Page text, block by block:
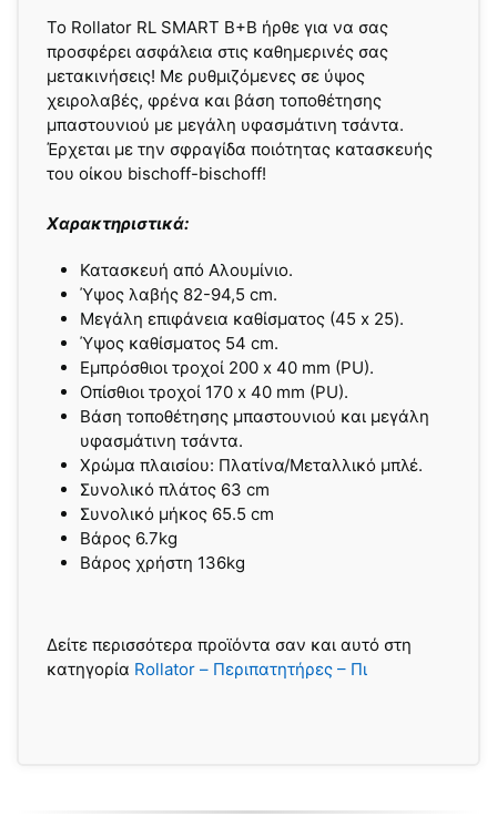
Το Rollator RL SMART B+B ήρθε για να σας
προσφέρει ασφάλεια στις καθημερινές σας
μετακινήσεις! Με ρυθμιζόμενες σε ύψος
χειρολαβές, φρένα και βάση τοποθέτησης
μπαστουνιού με μεγάλη υφασμάτινη τσάντα.
Έρχεται με την σφραγίδα ποιότητας κατασκευής
του οίκου bischoff-bischoff!
Χαρακτηριστικά:
Κατασκευή από Αλουμίνιο.
Ύψος λαβής 82-94,5 cm.
Μεγάλη επιφάνεια καθίσματος (45 x 25).
Ύψος καθίσματος 54 cm.
Εμπρόσθιοι τροχοί 200 x 40 mm (PU).
Οπίσθιοι τροχοί 170 x 40 mm (PU).
Βάση τοποθέτησης μπαστουνιού και μεγάλη
υφασμάτινη τσάντα.
Χρώμα πλαισίου: Πλατίνα/Μεταλλικό μπλέ.
Συνολικό πλάτος 63 cm
Συνολικό μήκος 65.5 cm
Βάρος 6.7kg
Βάρος χρήστη 136kg
Δείτε περισσότερα προϊόντα σαν και αυτό στη
κατηγορία Rollator – Περιπατητήρες – Πι